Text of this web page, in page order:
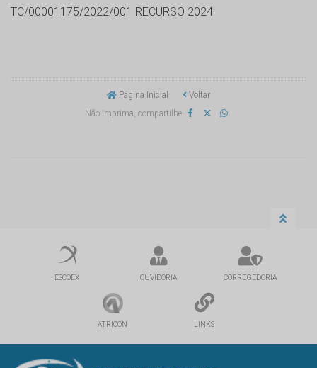
TC/00001175/2022/001 RECURSO 2024
Página Inicial
Voltar
Não imprima, compartilhe
ESCOEX OUVIDORIA CORREGEDORIA
ATRICON LINKS